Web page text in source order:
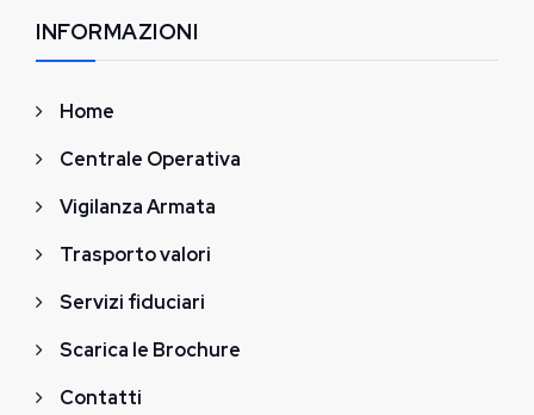
INFORMAZIONI
Home
Centrale Operativa
Vigilanza Armata
Trasporto valori
Servizi fiduciari
Scarica le Brochure
Contatti